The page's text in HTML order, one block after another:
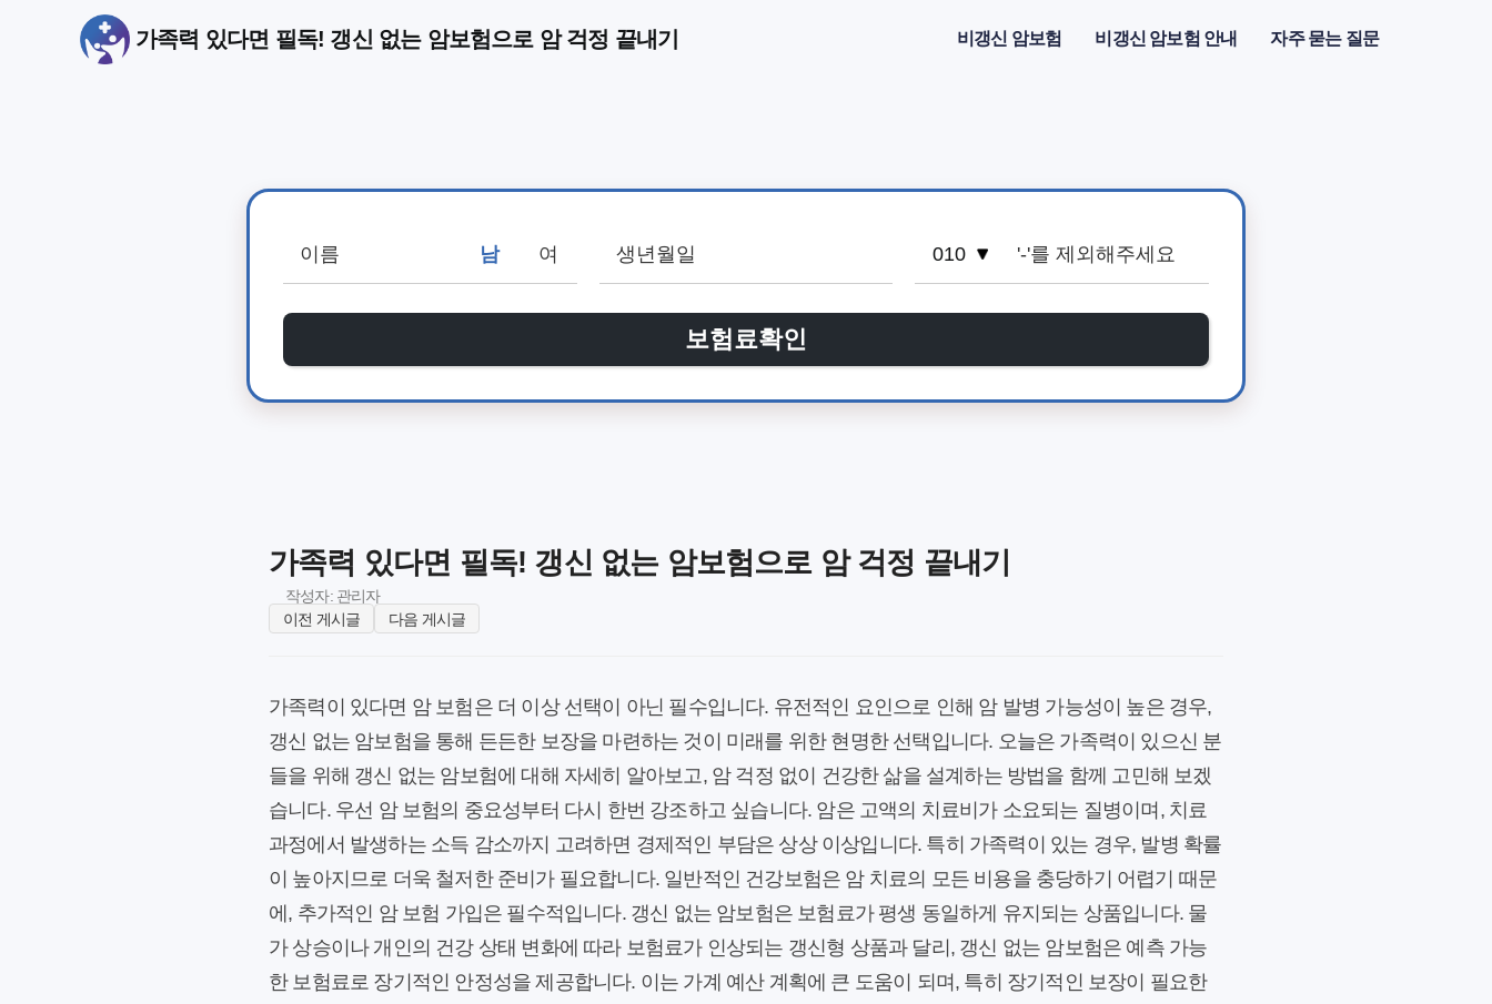
가족력 있다면 필독! 갱신 없는 암보험으로 암 걱정 끝내기 비갱신 암보험 비갱신 암보험 안내 자주 묻는 질문
남 여
보험료확인
가족력 있다면 필독! 갱신 없는 암보험으로 암 걱정 끝내기
작성자: 관리자
이전 게시글
다음 게시글
가족력이 있다면 암 보험은 더 이상 선택이 아닌 필수입니다. 유전적인 요인으로 인해 암 발병 가능성이 높은 경우,
갱신 없는 암보험을 통해 든든한 보장을 마련하는 것이 미래를 위한 현명한 선택입니다. 오늘은 가족력이 있으신 분
들을 위해 갱신 없는 암보험에 대해 자세히 알아보고, 암 걱정 없이 건강한 삶을 설계하는 방법을 함께 고민해 보겠
습니다. 우선 암 보험의 중요성부터 다시 한번 강조하고 싶습니다. 암은 고액의 치료비가 소요되는 질병이며, 치료
과정에서 발생하는 소득 감소까지 고려하면 경제적인 부담은 상상 이상입니다. 특히 가족력이 있는 경우, 발병 확률
이 높아지므로 더욱 철저한 준비가 필요합니다. 일반적인 건강보험은 암 치료의 모든 비용을 충당하기 어렵기 때문
에, 추가적인 암 보험 가입은 필수적입니다. 갱신 없는 암보험은 보험료가 평생 동일하게 유지되는 상품입니다. 물
가 상승이나 개인의 건강 상태 변화에 따라 보험료가 인상되는 갱신형 상품과 달리, 갱신 없는 암보험은 예측 가능
한 보험료로 장기적인 안정성을 제공합니다. 이는 가계 예산 계획에 큰 도움이 되며, 특히 장기적인 보장이 필요한